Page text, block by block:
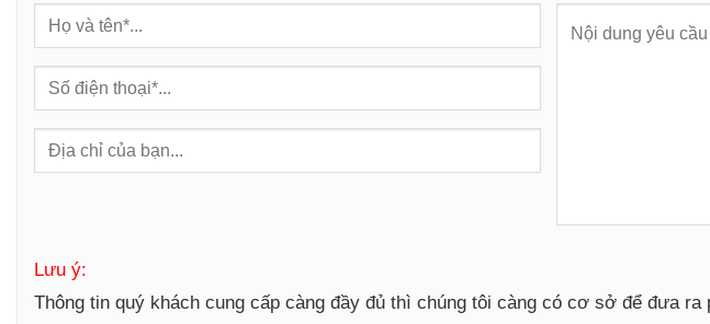
Lưu ý:
Thông tin quý khách cung cấp càng đầy đủ thì chúng tôi càng có cơ sở để đưa